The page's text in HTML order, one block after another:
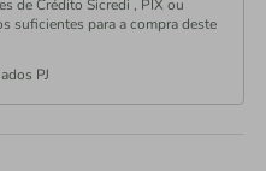
de Crédito Sicredi , PIX ou
suficientes para a compra deste
PJ